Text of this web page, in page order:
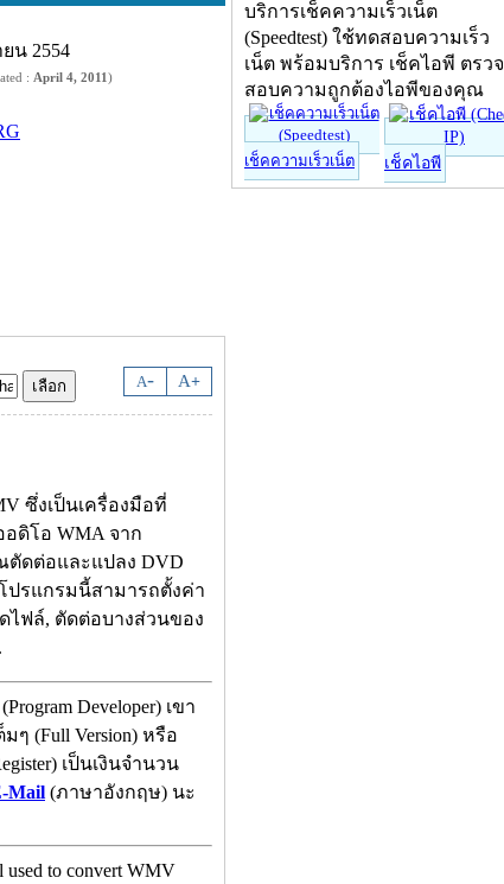
น 2554
: April 4, 2011)
A- A+
ซึ่งเป็นเครื่องมือที่
ดิโอ WMA จาก
ดต่อและแปลง DVD
ปรแกรมนี้สามารถตั้งค่า
ไฟล์, ตัดต่อบางส่วนของ
Developer) เขา
(Full Version) หรือ
เป็นเงินจำนวน
Mail (ภาษาอังกฤษ) นะ
used to convert WMV
บริการเช็คความเร็วเน็ต
(Speedtest) ใช้ทดสอบความเร็ว
เน็ต พร้อมบริการ เช็คไอพี ตรวจ
สอบความถูกต้องไอพีของคุณ
เช็คความเร็วเน็ต เช็คไอพี